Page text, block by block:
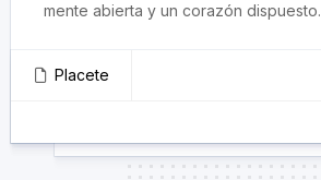
mente abierta y un corazón dispuesto.
Placete